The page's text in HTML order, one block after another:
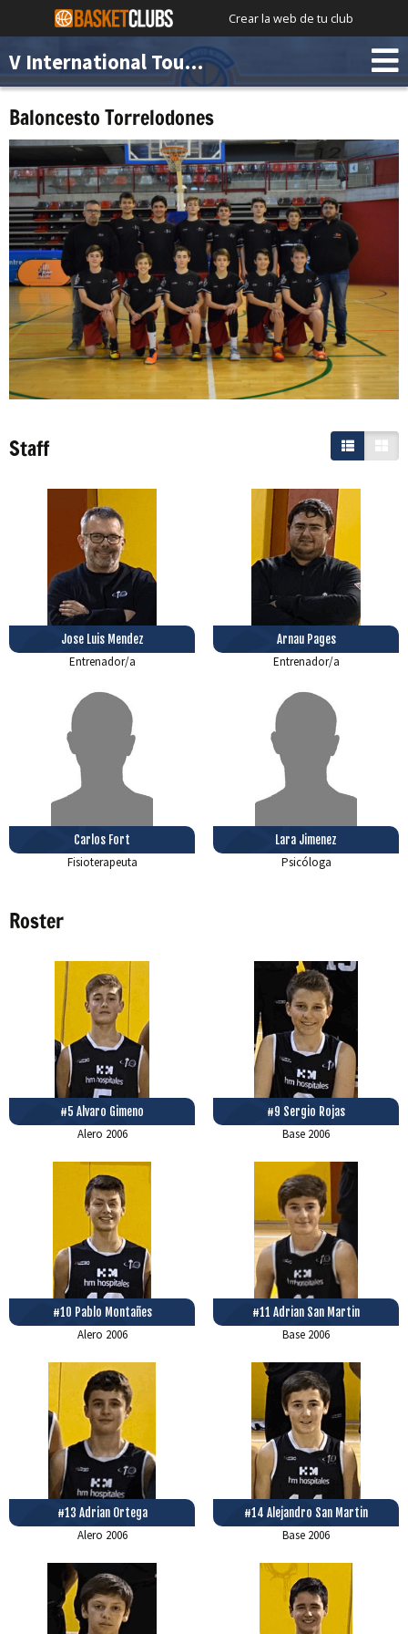
Crear la web de tu club
V International Tournament Chus Mateo Academy
Baloncesto Torrelodones
Staff
Jose Luis Mendez
Entrenador/a
Arnau Pages
Entrenador/a
Carlos Fort
Fisioterapeuta
Lara Jimenez
Psicóloga
Roster
#5 Alvaro Gimeno
Alero 2006
#9 Sergio Rojas
Base 2006
#10 Pablo Montañes
Alero 2006
#11 Adrian San Martin
Base 2006
#13 Adrian Ortega
Alero 2006
#14 Alejandro San Martin
Base 2006